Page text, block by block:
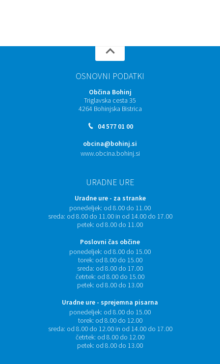
OSNOVNI PODATKI
Občina Bohinj
Triglavska cesta 35
4264 Bohinjska Bistrica
04 577 01 00
obcina@bohinj.si
www.obcina.bohinj.si
URADNE URE
Uradne ure - za stranke
ponedeljek: od 8.00 do 11.00
sreda: od 8.00 do 11.00 in od 14.00 do 17.00
petek: od 8.00 do 11.00
Poslovni čas občine
ponedeljek: od 8.00 do 15.00
torek: od 8.00 do 15.00
sreda: od 8.00 do 17.00
četrtek: od 8.00 do 15.00
petek: od 8.00 do 13.00
Uradne ure - sprejemna pisarna
ponedeljek: od 8.00 do 15.00
torek: od 8.00 do 12.00
sreda: od 8.00 do 12.00 in od 14.00 do 17.00
četrtek: od 8.00 do 12.00
petek: od 8.00 do 13.00